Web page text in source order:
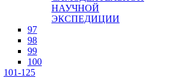
НАУЧНОЙ
ЭКСПЕДИЦИИ
97
98
99
100
101-125